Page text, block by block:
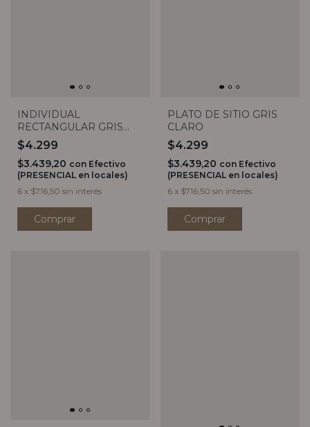
INDIVIDUAL
RECTANGULAR GRIS
CLARO
$4.299
$3.439,20 con Efectivo
(PRESENCIAL en locales)
6 x $716,50 sin interés
PLATO DE SITIO GRIS
CLARO
$4.299
$3.439,20 con Efectivo
(PRESENCIAL en locales)
6 x $716,50 sin interés